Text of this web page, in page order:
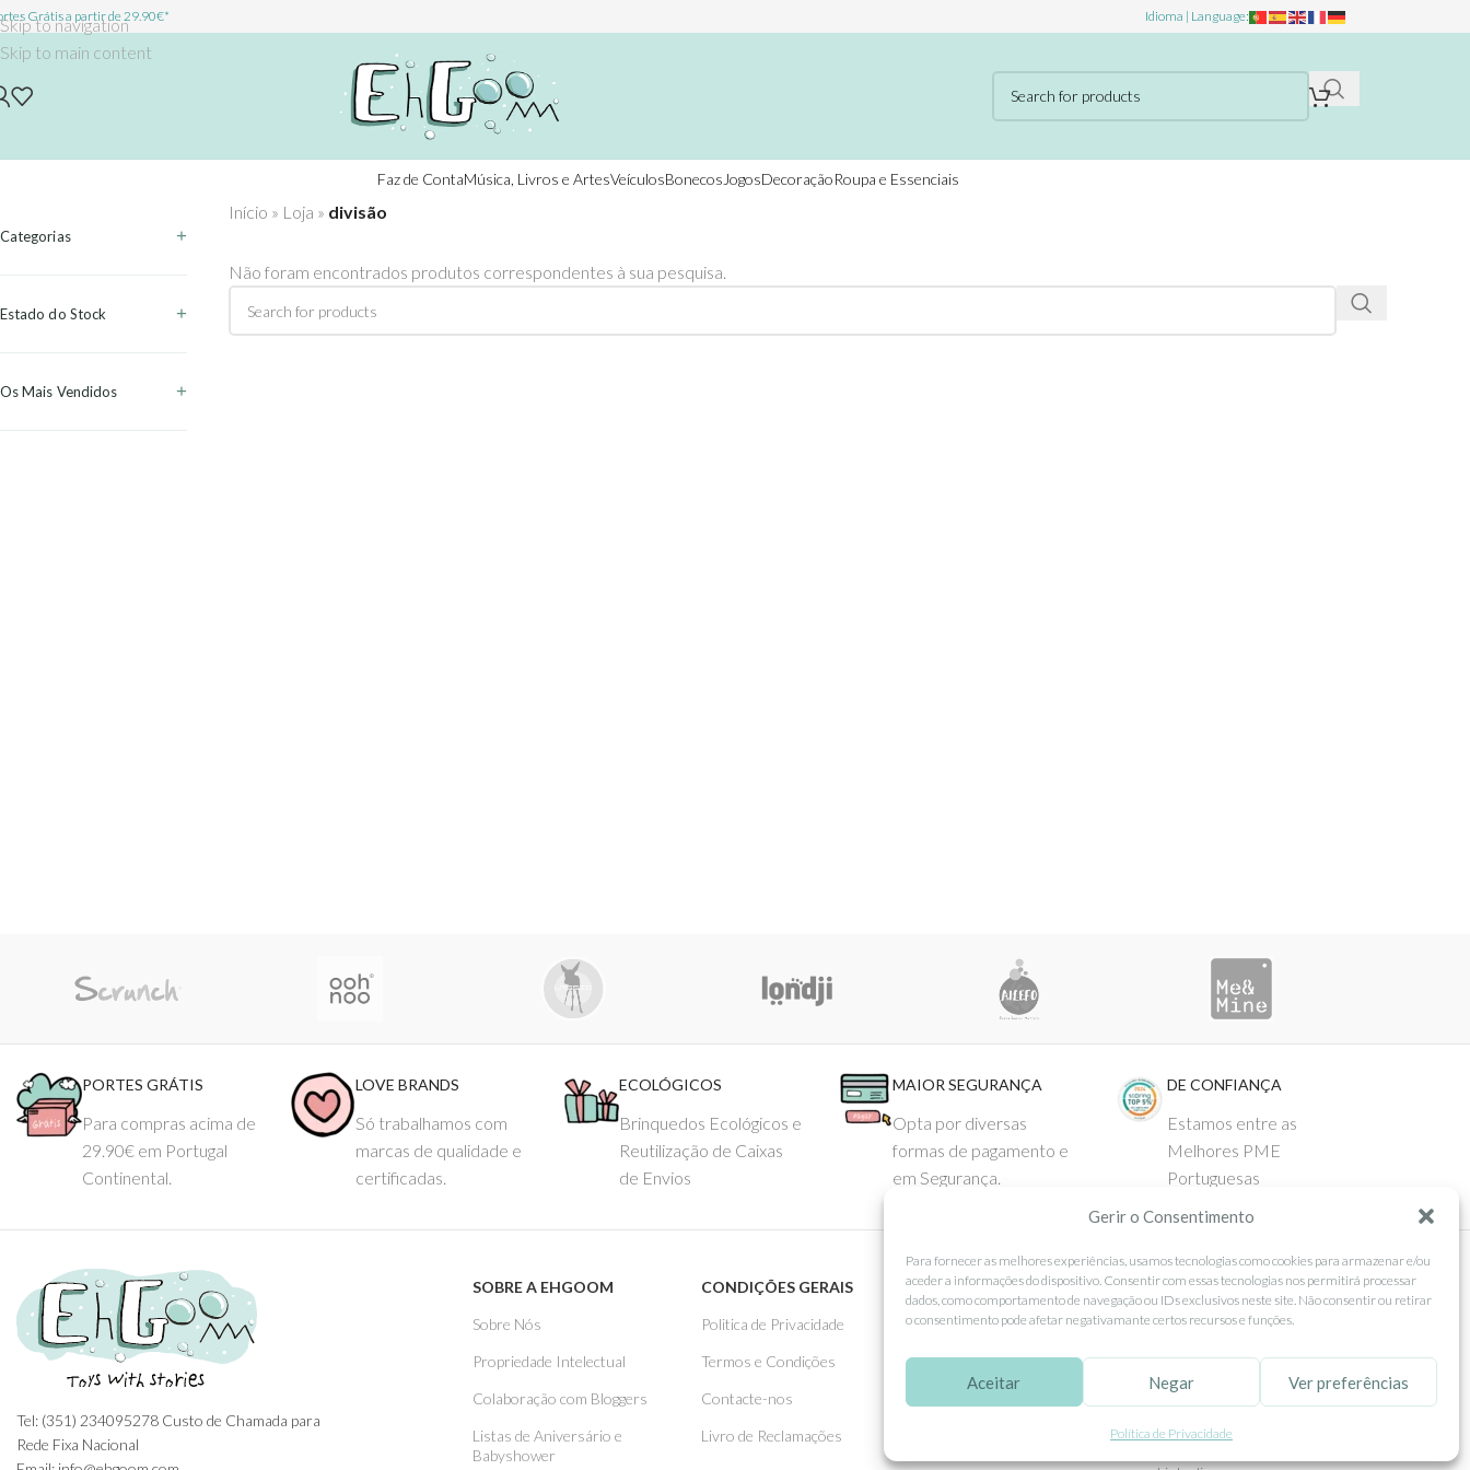
Gerir o Consentimento
Para fornecer as melhores experiências, usamos tecnologias como cookies para armazenar e/ou
aceder a informações do dispositivo. Consentir com essas tecnologias nos permitirá processar
dados, como comportamento de navegação ou IDs exclusivos neste site. Não consentir ou retirar
o consentimento pode afetar negativamante certos recursos e funções.
Aceitar Negar Ver preferências
Política de Privacidade
Skip to navigation
Skip to main content
Grátis a partir de 29.90€* Idioma | Language:
Faz de ContaMúsica, Livros e ArtesVeículosBonecos JogosDecoraçãoRoupa e Essenciais
Categorias
Estado do Stock
Os Mais Vendidos
Início » Loja » divisão
Não foram encontrados produtos correspondentes à sua pesquisa.
PORTES GRÁTIS
Para compras acima de
29.90€ em Portugal
Continental.
LOVE BRANDS
Só trabalhamos com
marcas de qualidade e
certificadas.
ECOLÓGICOS
Brinquedos Ecológicos e
Reutilização de Caixas
de Envios
MAIOR SEGURANÇA
Opta por diversas
formas de pagamento e
em Segurança.
DE CONFIANÇA
Estamos entre as
Melhores PME
Portuguesas
Tel: (351) 234095278 Custo de Chamada para
Rede Fixa Nacional
SOBRE A EHGOOM
Sobre Nós
Propriedade Intelectual
Colaboração com Bloggers
Listas de Aniversário e
Babyshower
CONDIÇÕES GERAIS
Politica de Privacidade
Termos e Condições
Contacte-nos
Livro de Reclamações
APOIO AO CLIENTE
Como Comprar
Pagamentos
SEGUE-NOS
Facebook
Instagram
Pinterest
X